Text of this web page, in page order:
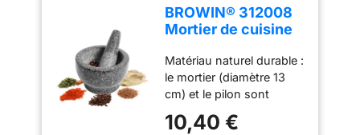
BROWIN® 312008
Mortier de cuisine
Matériau naturel durable :
le mortier (diamètre 13
cm) et le pilon sont
durable et précieux, ce
10,40 €